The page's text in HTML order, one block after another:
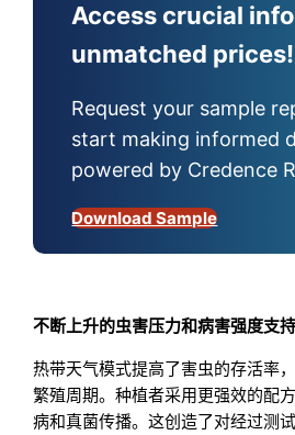
Access crucial
unmatched prices!
Request your sample
start making informed
powered by Credence
Download Sample
不断上升的虫害压力和病害强度支
热带天气模式提高了害虫的存活率
繁殖周期。种植者采用更强效的配
病和真菌传播。这创造了对经过测